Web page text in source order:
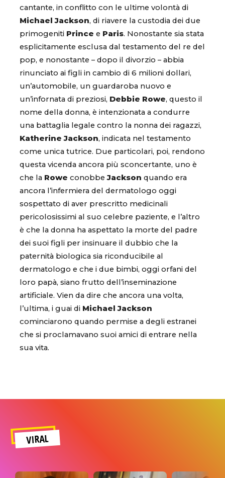
cantante, in conflitto con le ultime volontà di
Michael Jackson, di riavere la custodia dei due
primogeniti Prince e Paris. Nonostante sia stata
esplicitamente esclusa dal testamento del re del
pop, e nonostante – dopo il divorzio – abbia
rinunciato ai figli in cambio di 6 milioni dollari,
un’automobile, un guardaroba nuovo e
un’infornata di preziosi, Debbie Rowe, questo il
nome della donna, è intenzionata a condurre
una battaglia legale contro la nonna dei ragazzi,
Katherine Jackson, indicata nel testamento
come unica tutrice. Due particolari, poi, rendono
questa vicenda ancora più sconcertante, uno è
che la Rowe conobbeJackson quando era
ancora l’infermiera del dermatologo oggi
sospettato di aver prescritto medicinali
pericolosissimi al suo celebre paziente, e l’altro
è che la donna ha aspettato la morte del padre
dei suoi figli per insinuare il dubbio che la
paternità biologica sia riconducibile al
dermatologo e che i due bimbi, oggi orfani del
loro papà, siano frutto dell’inseminazione
artificiale. Vien da dire che ancora una volta,
l’ultima, i guai di Michael Jackson
cominciarono quando permise a degli estranei
che si proclamavano suoi amici di entrare nella
sua vita.
VIRAL